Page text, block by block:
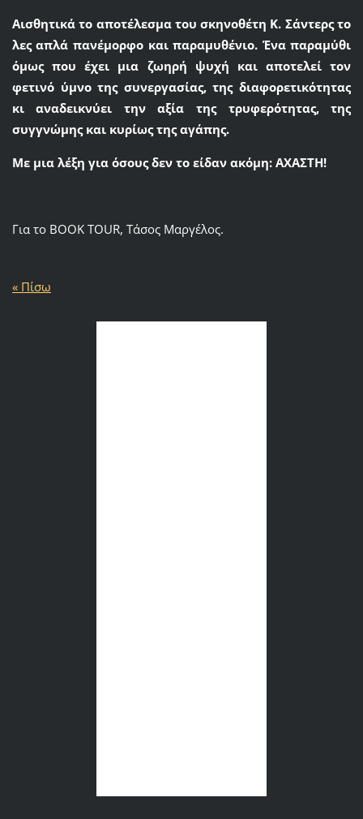
Αισθητικά το αποτέλεσμα του σκηνοθέτη Κ. Σάντερς το
λες απλά πανέμορφο και παραμυθένιο. Ένα παραμύθι
όμως που έχει μια ζωηρή ψυχή και αποτελεί τον
φετινό ύμνο της συνεργασίας, της διαφορετικότητας
κι αναδεικνύει την αξία της τρυφερότητας, της
συγγνώμης και κυρίως της αγάπης.
Με μια λέξη για όσους δεν το είδαν ακόμη: ΑΧΑΣΤΗ!
Για το BOOK TOUR, Τάσος Μαργέλος.
« Πίσω